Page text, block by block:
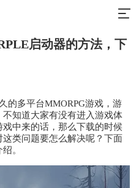
启动器的方法，下
多平台MMORPG游戏，游
知道大家有没有进入游戏体
中来的话，那么下载的时候
类问题要怎么解决呢？下面
。